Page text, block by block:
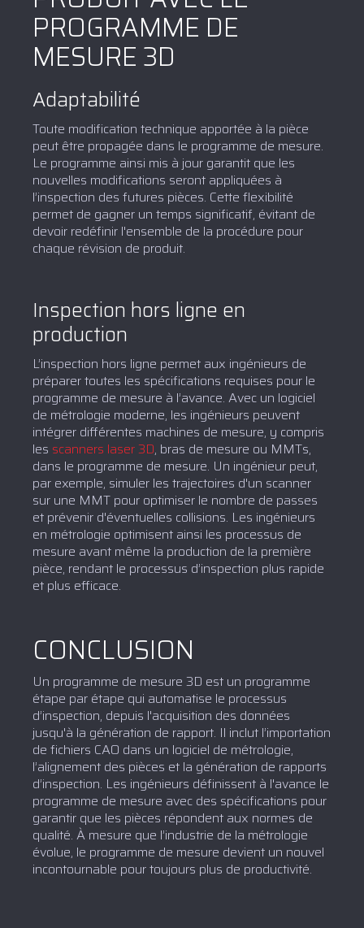
PROGRAMME DE
MESURE 3D
Adaptabilité
Toute modification technique apportée à la pièce
peut être propagée dans le programme de mesure.
Le programme ainsi mis à jour garantit que les
nouvelles modifications seront appliquées à
l’inspection des futures pièces. Cette flexibilité
permet de gagner un temps significatif, évitant de
devoir redéfinir l'ensemble de la procédure pour
chaque révision de produit.
Inspection hors ligne en
production
L’inspection hors ligne permet aux ingénieurs de
préparer toutes les spécifications requises pour le
programme de mesure à l’avance. Avec un logiciel
de métrologie moderne, les ingénieurs peuvent
intégrer différentes machines de mesure, y compris
les scanners laser 3D, bras de mesure ou MMTs,
dans le programme de mesure. Un ingénieur peut,
par exemple, simuler les trajectoires d'un scanner
sur une MMT pour optimiser le nombre de passes
et prévenir d'éventuelles collisions. Les ingénieurs
en métrologie optimisent ainsi les processus de
mesure avant même la production de la première
pièce, rendant le processus d’inspection plus rapide
et plus efficace.
CONCLUSION
Un programme de mesure 3D est un programme
étape par étape qui automatise le processus
d’inspection, depuis l'acquisition des données
jusqu'à la génération de rapport. Il inclut l’importation
de fichiers CAO dans un logiciel de métrologie,
l’alignement des pièces et la génération de rapports
d’inspection. Les ingénieurs définissent à l'avance le
programme de mesure avec des spécifications pour
garantir que les pièces répondent aux normes de
qualité. À mesure que l’industrie de la métrologie
évolue, le programme de mesure devient un nouvel
incontournable pour toujours plus de productivité.